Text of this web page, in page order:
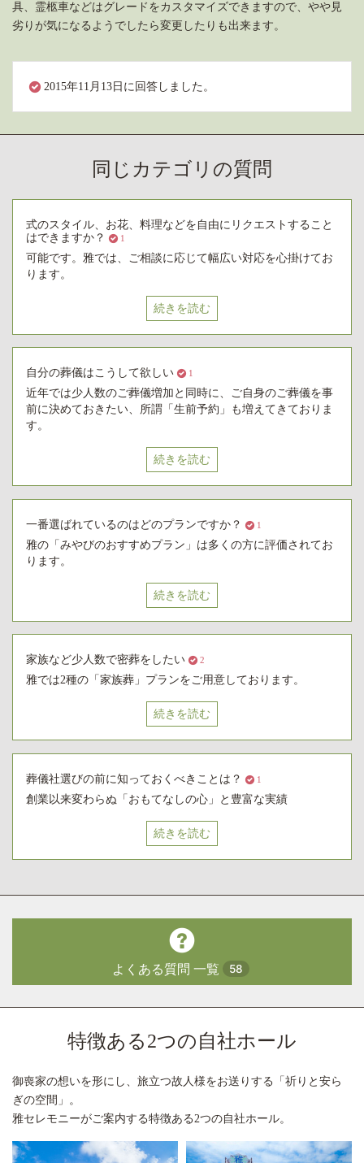
具、霊柩車などはグレードをカスタマイズできますので、やや見
劣りが気になるようでしたら変更したりも出来ます。
2015年11月13日に回答しました。
同じカテゴリの質問
式のスタイル、お花、料理などを自由にリクエストすること
はできますか？
1
可能です。雅では、ご相談に応じて幅広い対応を心掛けてお
ります。
続きを読む
自分の葬儀はこうして欲しい 1
近年では少人数のご葬儀増加と同時に、ご自身のご葬儀を事
前に決めておきたい、所謂「生前予約」も増えてきておりま
す。
続きを読む
一番選ばれているのはどのプランですか？ 1
雅の「みやびのおすすめプラン」は多くの方に評価されてお
ります。
続きを読む
家族など少人数で密葬をしたい 2
雅では2種の「家族葬」プランをご用意しております。
続きを読む
葬儀社選びの前に知っておくべきことは？ 1
創業以来変わらぬ「おもてなしの心」と豊富な実績
続きを読む
よくある質問 一覧 58
特徴ある2つの自社ホール
御喪家の想いを形にし、旅立つ故人様をお送りする「祈りと安ら
ぎの空間」。
雅セレモニーがご案内する特徴ある2つの自社ホール。